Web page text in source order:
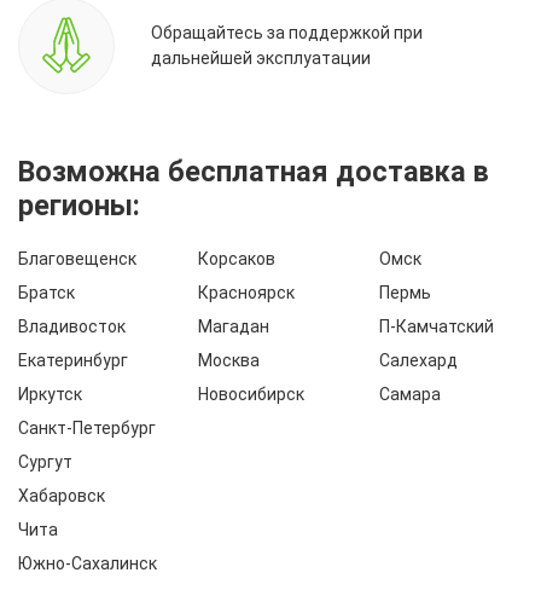
Обращайтесь за поддержкой при
дальнейшей эксплуатации
Возможна бесплатная доставка в
регионы:
Благовещенск
Братск
Владивосток
Екатеринбург
Иркутск
Корсаков
Красноярск
Магадан
Москва
Новосибирск
Омск
Пермь
П-Камчатский
Салехард
Самара
Санкт-Петербург
Сургут
Хабаровск
Чита
Южно-Сахалинск